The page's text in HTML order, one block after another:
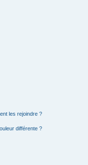
les rejoindre ?
différente ?